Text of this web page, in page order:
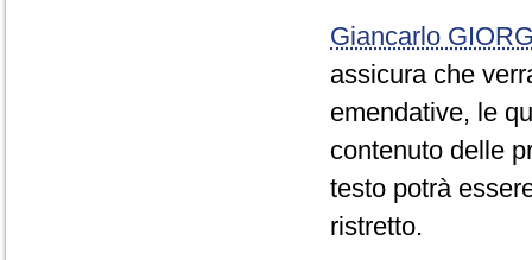
Giancarlo
assicura che
emendative, le
contenuto delle
testo potrà
ristretto.